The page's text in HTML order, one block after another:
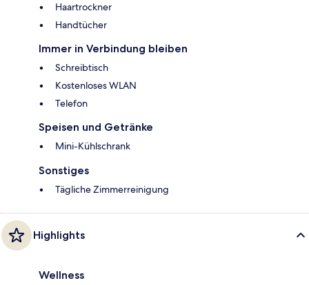
Haartrockner
Handtücher
Immer in Verbindung bleiben
Schreibtisch
Kostenloses WLAN
Telefon
Speisen und Getränke
Mini-Kühlschrank
Sonstiges
Tägliche Zimmerreinigung
Highlights
Wellness